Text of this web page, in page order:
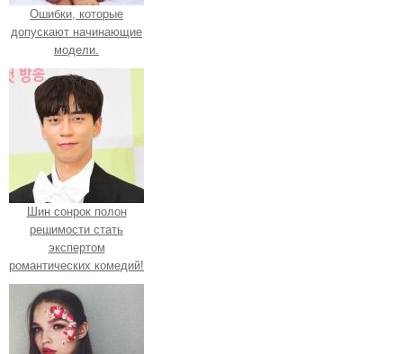
Ошибки, которые
допускают начинающие
модели.
Шин сонрок полон
решимости стать
экспертом
романтических комедий!